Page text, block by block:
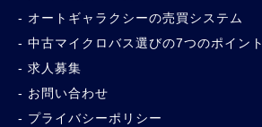
オートギャラクシーの売買システム
中古マイクロバス選びの7つのポイント
求人募集
お問い合わせ
プライバシーポリシー